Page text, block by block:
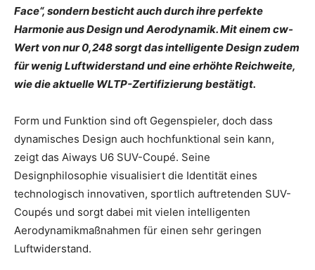
Face“, sondern besticht auch durch ihre perfekte
Harmonie aus Design und Aerodynamik. Mit einem cw-
Wert von nur 0,248 sorgt das intelligente Design zudem
für wenig Luftwiderstand und eine erhöhte Reichweite,
wie die aktuelle WLTP-Zertifizierung bestätigt.
Form und Funktion sind oft Gegenspieler, doch dass
dynamisches Design auch hochfunktional sein kann,
zeigt das Aiways U6 SUV-Coupé. Seine
Designphilosophie visualisiert die Identität eines
technologisch innovativen, sportlich auftretenden SUV-
Coupés und sorgt dabei mit vielen intelligenten
Aerodynamikmaßnahmen für einen sehr geringen
Luftwiderstand.